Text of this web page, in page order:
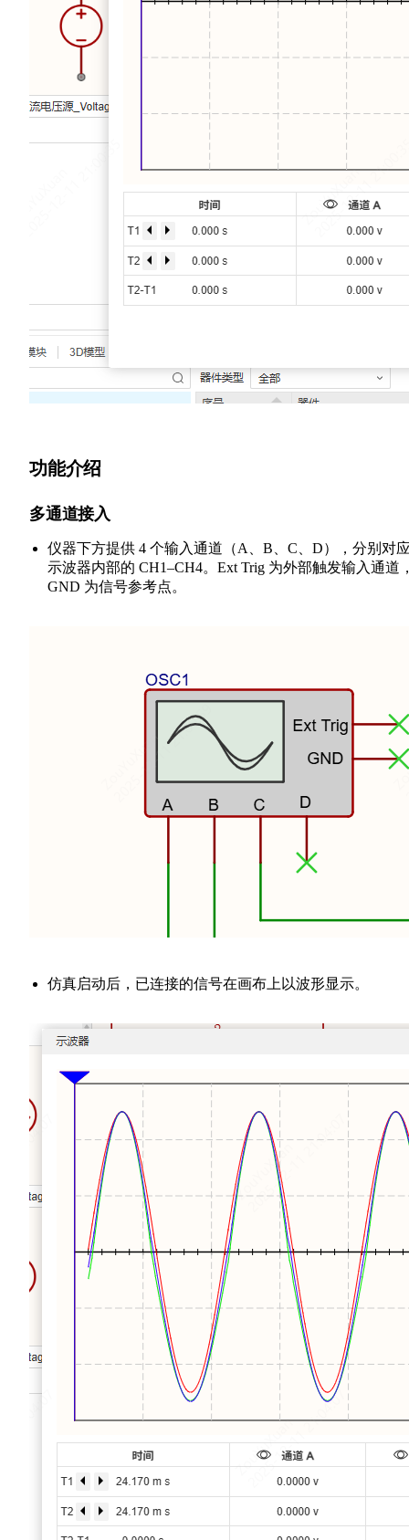
功能介绍
多通道接入
仪器下方提供 4 个输入通道（A、B、C、D），分别对
示波器内部的 CH1–CH4。Ext Trig 为外部触发输入通道
GND 为信号参考点。
仿真启动后，已连接的信号在画布上以波形显示。